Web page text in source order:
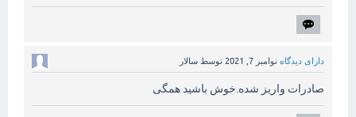
دارای دیدگاه نوامبر 7, 2021 توسط سالار
صادرات واریز شده.خوش باشید همگی